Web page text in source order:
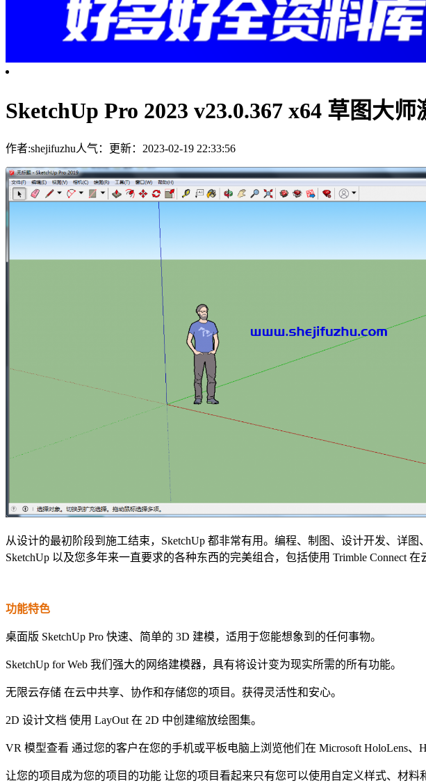
SketchUp Pro 2023 v23.0.367 x64 草图大师
作者:shejifuzhu人气： 更新：2023-02-19 22:33:56
从设计的最初阶段到施工结束，SketchUp 都非常有用。编程、制图、设计开发、详
SketchUp 以及您多年来一直要求的各种东西的完美组合，包括使用 Trimble Connect
功能特色
桌面版 SketchUp Pro 快速、简单的 3D 建模，适用于您能想象到的任何事物。
SketchUp for Web 我们强大的网络建模器，具有将设计变为现实所需的所有功能。
无限云存储 在云中共享、协作和存储您的项目。获得灵活性和安心。
2D 设计文档 使用 LayOut 在 2D 中创建缩放绘图集。
VR 模型查看 通过您的客户在您的手机或平板电脑上浏览他们在 Microsoft HoloLens、
让您的项目成为您的项目的功能 让您的项目看起来只有您可以使用自定义样式、材料